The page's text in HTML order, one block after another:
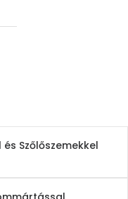
Szőlőszemekkel